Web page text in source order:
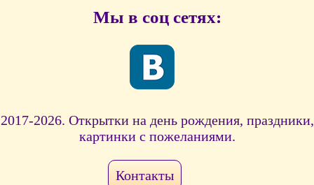
Мы в соц сетях:
2017-2026. Открытки на день рождения, праздники,
картинки с пожеланиями.
Контакты